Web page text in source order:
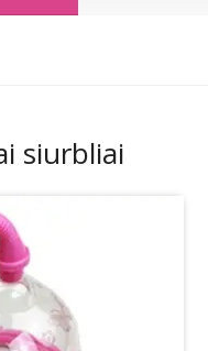
siurbliai